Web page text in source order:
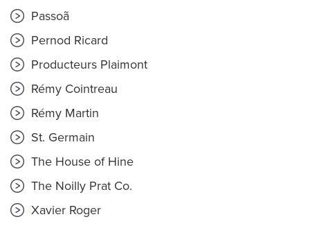
Passoã
Pernod Ricard
Producteurs Plaimont
Rémy Cointreau
Rémy Martin
St. Germain
The House of Hine
The Noilly Prat Co.
Xavier Roger